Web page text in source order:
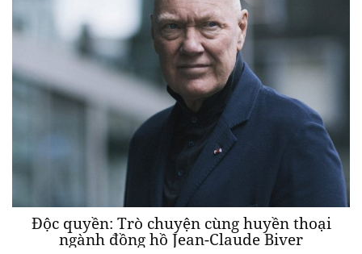
Độc quyền: Trò chuyện cùng huyền thoại
ngành đồng hồ Jean-Claude Biver